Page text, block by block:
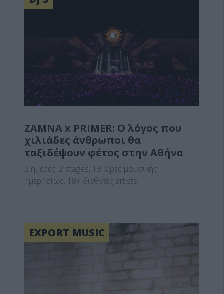
ZAMNA x PRIMER: Ο λόγος που
χιλιάδες άνθρωποι θα
ταξιδέψουν φέτος στην Αθήνα
2 ημέρες, 2 stages, 13 ώρες μουσικής
ημερησίως, 18+ διεθνείς artists
EXPORT MUSIC